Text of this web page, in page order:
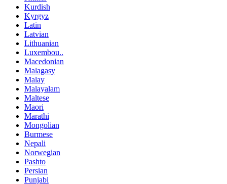
Kurdish
Kyrgyz
Latin
Latvian
Lithuanian
Luxembou..
Macedonian
Malagasy
Malay
Malayalam
Maltese
Maori
Marathi
Mongolian
Burmese
Nepali
Norwegian
Pashto
Persian
Punjabi